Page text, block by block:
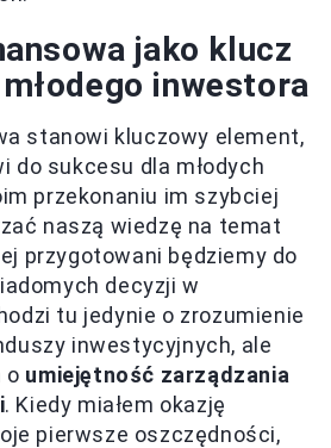
jako klucz
inwestora
stanowi kluczowy element,
do sukcesu dla młodych
przekonaniu im szybciej
naszą wiedzę na temat
przygotowani będziemy do
decyzji w
tu jedynie o zrozumienie
inwestycyjnych, ale
o umiejętność zarządzania
. Kiedy miałem okazję
pierwsze oszczędności,